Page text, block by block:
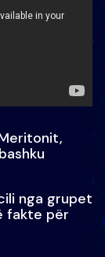
nga grupet
fakte për